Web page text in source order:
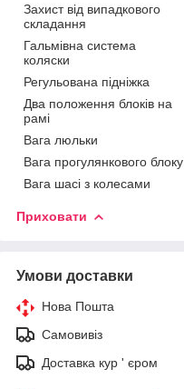
Захист від випадкового
складання
Гальмівна система
коляски
Регульована підніжка
Два положення блоків на
рамі
Вага люльки
Вага прогулянкового блоку
Вага шасі з колесами
Приховати
Умови доставки
Нова Пошта
Самовивіз
Доставка кур ' єром